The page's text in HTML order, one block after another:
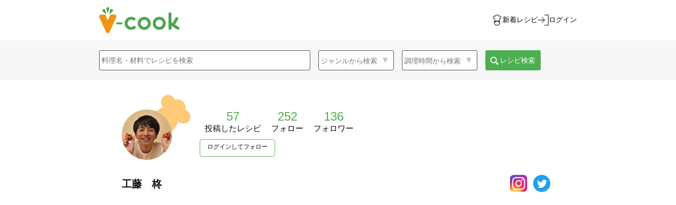
新着レシピ ログイン
レシピ検索
57
投稿したレシピ
252
フォロー
136
フォロワー
ログインしてフォロー
工藤 柊